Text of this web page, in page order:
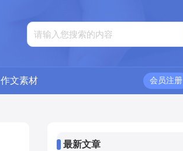
作文素材 会员注册
最新文章